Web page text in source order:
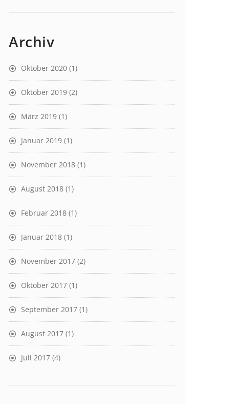
Archiv
Oktober 2020 (1)
Oktober 2019 (2)
März 2019 (1)
Januar 2019 (1)
November 2018 (1)
August 2018 (1)
Februar 2018 (1)
Januar 2018 (1)
November 2017 (2)
Oktober 2017 (1)
September 2017 (1)
August 2017 (1)
Juli 2017 (4)